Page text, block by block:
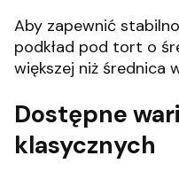
Aby zapewnić
podkład pod tort o
większej niż średnica
Dostępne
klasycznych